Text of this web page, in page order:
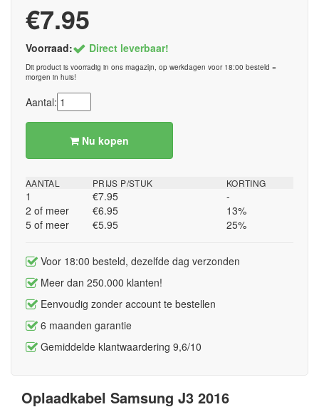
€7.95
Voorraad: Direct leverbaar!
Dit product is voorradig in ons magazijn, op werkdagen voor 18:00 besteld =
morgen in huis!
Aantal:
Nu kopen
AANTAL
1
2 of meer
5 of meer
PRIJS P/STUK
€7.95
€6.95
€5.95
KORTING
-
13%
25%
Voor 18:00 besteld, dezelfde dag verzonden
Meer dan 250.000 klanten!
Eenvoudig zonder account te bestellen
6 maanden garantie
Gemiddelde klantwaardering 9,6/10
Oplaadkabel Samsung J3 2016